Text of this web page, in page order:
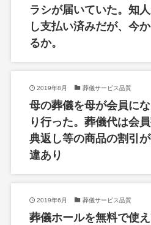
ラシが届いていた。知
し支払い済みだが、今
るか。
2019年8月 葬儀サービス品質
母の葬儀を母が会員に
り行った。葬儀代は会
典返し等の商品の割引
違あり
2019年6月 葬儀サービス品質
葬儀ホールを無料で使